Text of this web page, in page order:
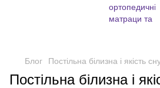
Блог Постільна білизна і якість
Постільна білизна і